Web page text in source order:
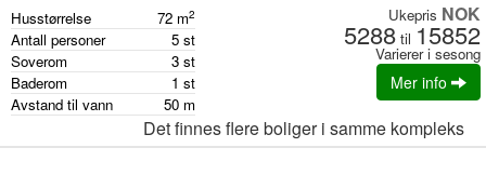
Husstørrelse 72 m2
Antall personer 5 st
Soverom
3 st
Baderom
1 st
Avstand til vann
50 m
Ukepris NOK
5288 til 15852
Varierer i sesong
Mer info
Det finnes flere boliger i samme kompleks